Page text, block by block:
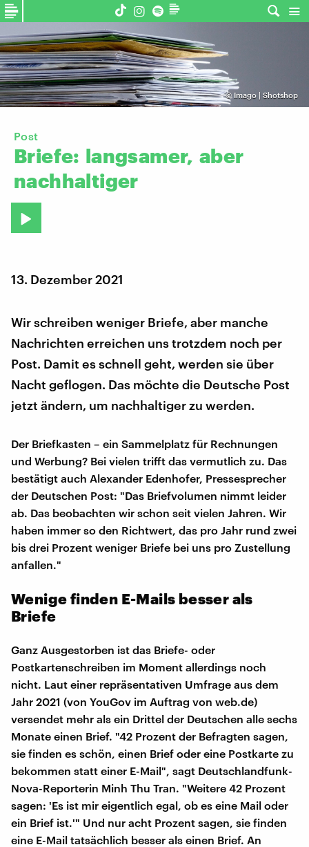
© Imago | Shotshop
Post
Briefe: langsamer, aber
nachhaltiger
13. Dezember 2021
Wir schreiben weniger Briefe, aber manche
Nachrichten erreichen uns trotzdem noch per
Post. Damit es schnell geht, werden sie über
Nacht geflogen. Das möchte die Deutsche Post
jetzt ändern, um nachhaltiger zu werden.
Der Briefkasten – ein Sammelplatz für Rechnungen
und Werbung? Bei vielen trifft das vermutlich zu. Das
bestätigt auch Alexander Edenhofer, Pressesprecher
der Deutschen Post: "Das Briefvolumen nimmt leider
ab. Das beobachten wir schon seit vielen Jahren. Wir
haben immer so den Richtwert, das pro Jahr rund zwei
bis drei Prozent weniger Briefe bei uns pro Zustellung
anfallen."
Wenige finden E-Mails besser als
Briefe
Ganz Ausgestorben ist das Briefe- oder
Postkartenschreiben im Moment allerdings noch
nicht. Laut einer repräsentativen Umfrage aus dem
Jahr 2021 (von YouGov im Auftrag von web.de)
versendet mehr als ein Drittel der Deutschen alle sechs
Monate einen Brief. "42 Prozent der Befragten sagen,
sie finden es schön, einen Brief oder eine Postkarte zu
bekommen statt einer E-Mail", sagt Deutschlandfunk-
Nova-Reporterin Minh Thu Tran. "Weitere 42 Prozent
sagen: 'Es ist mir eigentlich egal, ob es eine Mail oder
ein Brief ist.'" Und nur acht Prozent sagen, sie finden
eine E-Mail tatsächlich besser als einen Brief. An